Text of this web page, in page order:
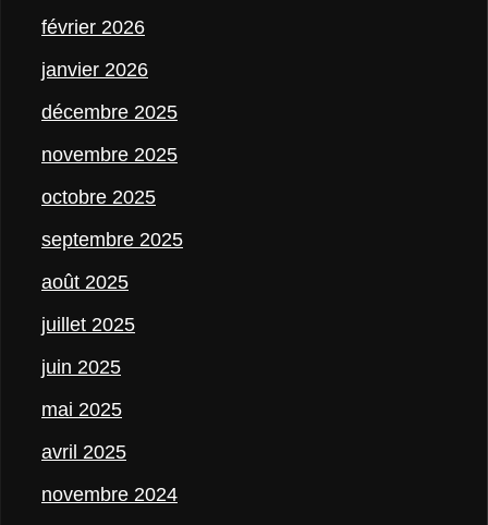
février 2026
janvier 2026
décembre 2025
novembre 2025
octobre 2025
septembre 2025
août 2025
juillet 2025
juin 2025
mai 2025
avril 2025
novembre 2024